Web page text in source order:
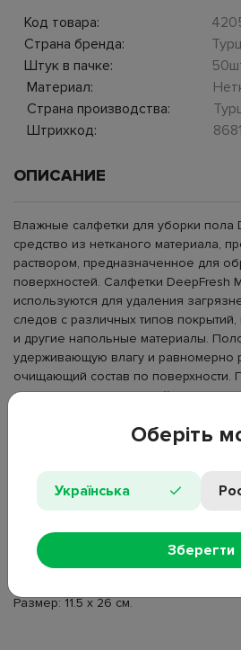
Код товара:
Страна бренда:
Штук в пачке:
Материал:
Страна производства:
Штрихкод:
ОПИСАНИЕ
Влажные салфетки для уборки пола
средство из нетканого материала,
раствором, предназначенное для
поверхностей. Салфетки DeepFresh
используются для удаления
следов с различных типов покрытий,
и другие напольные материалы.
удерживающую влагу и равномерно
очищающий состав по поверхности.
лимона оставляет свежий запах
использованием швабры, без
Тип: влажные салфетки для уборки;
Назначение: для пола;
Материал: нетканое полотно;
Особенности: пропитка с ароматом
Размер: 11.5 x 26 см.
Оберіть
Українська
Зберегти